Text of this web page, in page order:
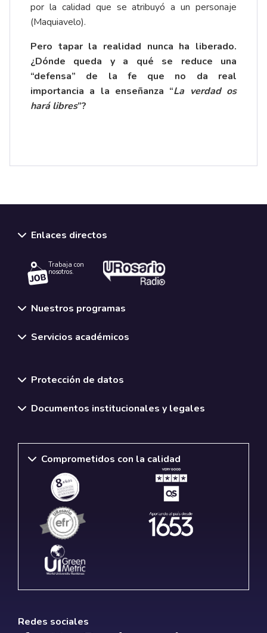
por la calidad que se atribuyó a un personaje
(Maquiavelo).
Pero tapar la realidad nunca ha liberado.
¿Dónde queda y a qué se reduce una
“defensa” de la fe que no da real
importancia a la enseñanza “La verdad os
hará libres”?
Enlaces directos
Trabaja con
nosotros.
Nuestros programas
Servicios académicos
Protección de datos
Documentos institucionales y legales
Comprometidos con la calidad
Redes sociales